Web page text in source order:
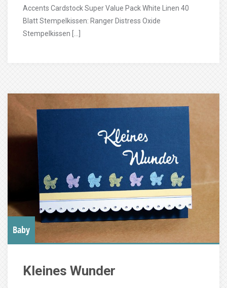
Accents Cardstock Super Value Pack White Linen 40
Blatt Stempelkissen: Ranger Distress Oxide
Stempelkissen […]
Baby
Kleines Wunder